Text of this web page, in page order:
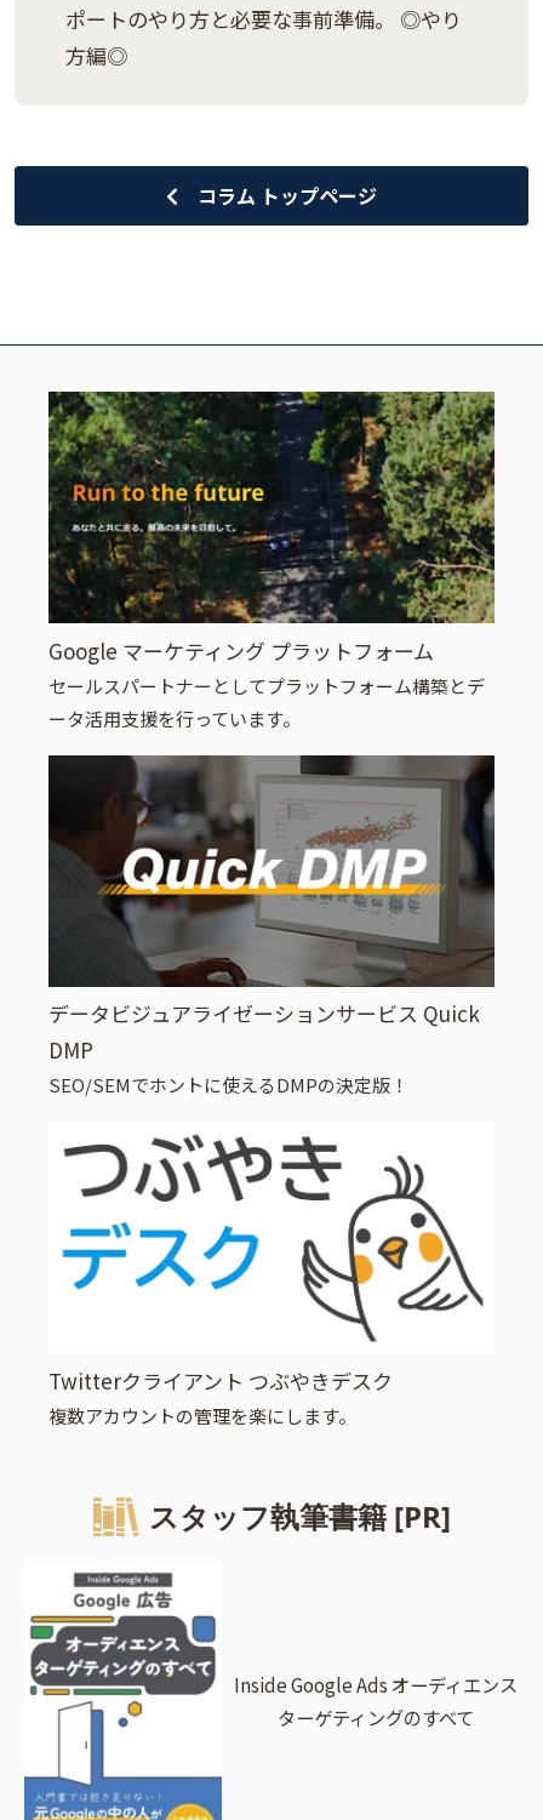
ポートのやり方と必要な事前準備。 ◎やり
方編◎
コラム トップページ
Google マーケティング プラットフォーム
セールスパートナーとしてプラットフォーム構築とデ
ータ活用支援を行っています。
データビジュアライゼーションサービス Quick
DMP
SEO/SEMでホントに使えるDMPの決定版！
Twitterクライアント つぶやきデスク
複数アカウントの管理を楽にします。
スタッフ執筆書籍 [PR]
Inside Google Ads オーディエンス
ターゲティングのすべて